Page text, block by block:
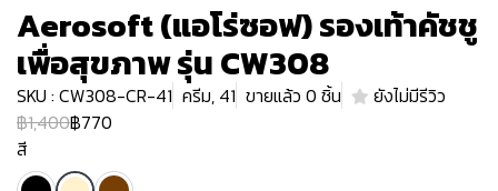
Aerosoft (แอโร่ซอฟ) รองเท้าคัชชู
เพื่อสุขภาพ รุ่น CW308
SKU : CW308-CR-41 ครีม, 41 ขายแล้ว 0 ชิ้น
ยังไม่มีรีวิว
฿1,400฿770
สี